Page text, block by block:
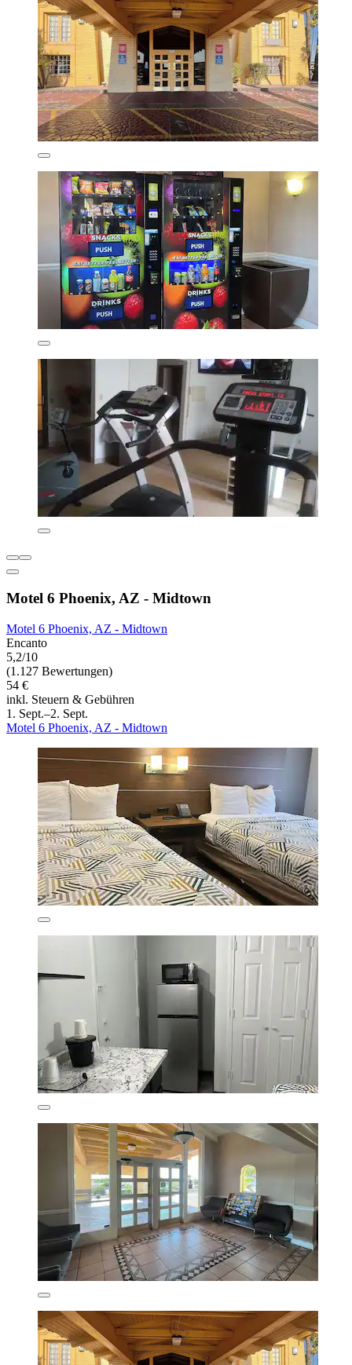
Motel 6 Phoenix, AZ - Midtown
Motel 6 Phoenix, AZ - Midtown
Encanto
5,2/10
(1.127 Bewertungen)
54 €
inkl. Steuern & Gebühren
1. Sept.–2. Sept.
Motel 6 Phoenix, AZ - Midtown